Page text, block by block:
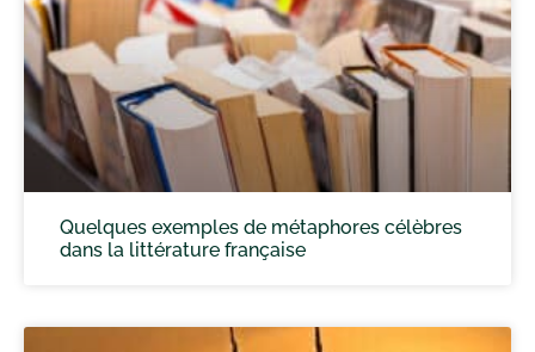
Quelques exemples de métaphores célèbres
dans la littérature française